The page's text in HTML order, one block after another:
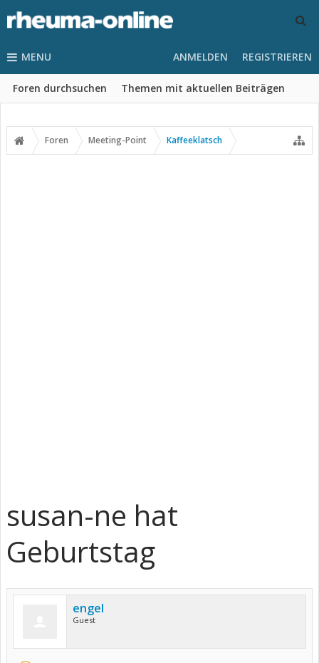
MENU
Foren durchsuchen Themen mit aktuellen Beiträgen
ANMELDEN REGISTRIEREN
Foren Meeting-Point Kaffeeklatsch
susan-ne hat
Geburtstag
engel
Guest